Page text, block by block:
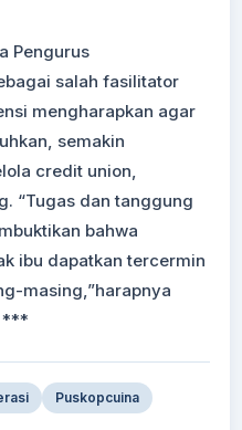
Pengurus
salah fasilitator
mengharapkan agar
semakin
credit union,
“Tugas dan tanggung
bahwa
ibu dapatkan tercermin
masing,”harapnya
***
Puskopcuina